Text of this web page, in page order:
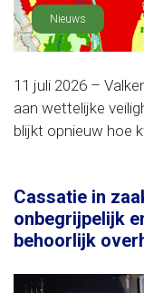
Nieuws
11 juli 2026 –
aan wettelijke
blijkt opnieuw hoe
Cassatie in
onbegrijpelijk
behoorlijk